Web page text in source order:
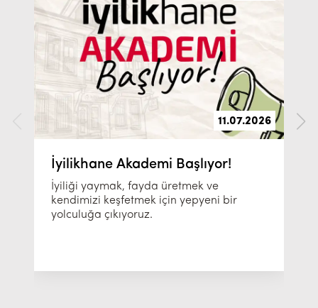
11.07.2026
İyilikhane Akademi Başlıyor!
İyiliği yaymak, fayda üretmek ve
kendimizi keşfetmek için yepyeni bir
yolculuğa çıkıyoruz.